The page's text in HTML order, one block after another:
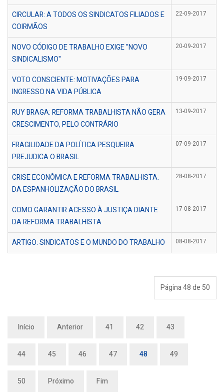
CIRCULAR: A TODOS OS SINDICATOS FILIADOS E
COIRMÃOS
22-09-2017
NOVO CÓDIGO DE TRABALHO EXIGE "NOVO
SINDICALISMO"
20-09-2017
VOTO CONSCIENTE: MOTIVAÇÕES PARA
INGRESSO NA VIDA PÚBLICA
19-09-2017
RUY BRAGA: REFORMA TRABALHISTA NÃO GERA
CRESCIMENTO, PELO CONTRÁRIO
13-09-2017
FRAGILIDADE DA POLÍTICA PESQUEIRA
PREJUDICA O BRASIL
07-09-2017
CRISE ECONÔMICA E REFORMA TRABALHISTA:
DA ESPANHOLIZAÇÃO DO BRASIL
28-08-2017
COMO GARANTIR ACESSO À JUSTIÇA DIANTE
DA REFORMA TRABALHISTA
17-08-2017
ARTIGO: SINDICATOS E O MUNDO DO TRABALHO 08-08-2017
Página 48 de 50
Início Anterior 41 42 43
44 45 46 47 48 49
50 Próximo Fim